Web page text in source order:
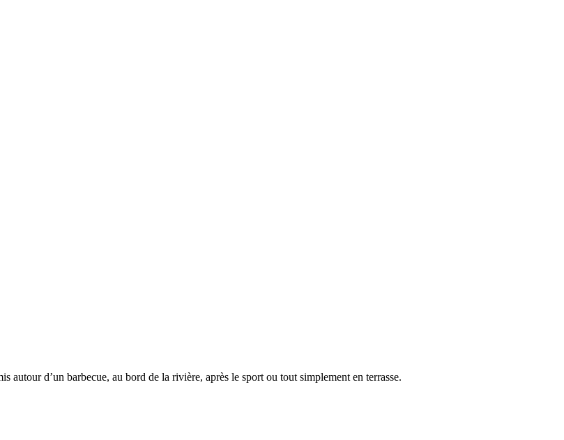
autour d’un barbecue, au bord de la rivière, après le sport ou tout simplement en terrasse.